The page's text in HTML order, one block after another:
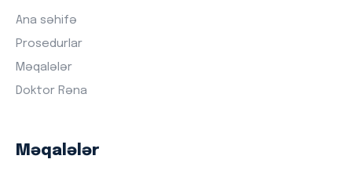
Ana səhifə
Prosedurlar
Məqalələr
Doktor Rəna
Məqalələr